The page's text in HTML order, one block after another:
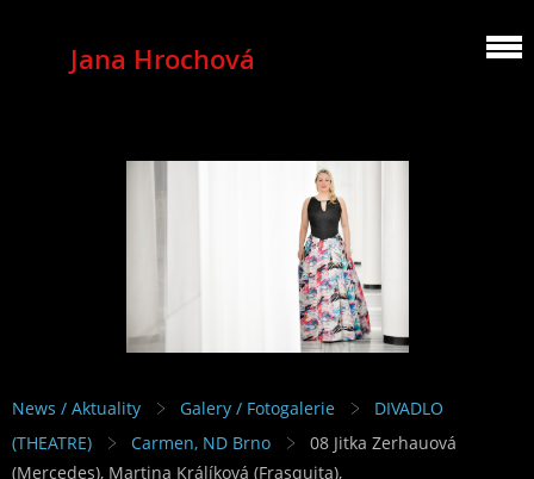
Jana Hrochová
MEZZOSOPRANO
News / Aktuality Galery / Fotogalerie
DIVADLO
(THEATRE)
Carmen, ND Brno
08 Jitka Zerhauová
(Mercedes), Martina Králíková (Frasquita),